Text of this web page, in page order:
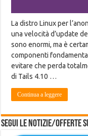
La distro Linux per
una velocità d’update
sono enormi, ma è
componenti
evitare che perda
di Tails 4.10 …
Continua a leggere
Segui le notizie/offerte